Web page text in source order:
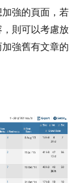
強的頁面，若
則可以考慮放
強舊有文章的